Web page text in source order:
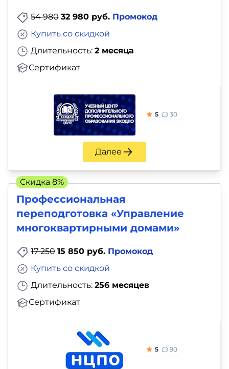
54 980 32 980 руб. Промокод
Длительность: 2 месяца
Сертификат
Купить со скидкой
5 30
Далее
Профессиональная
переподготовка «Управление
многоквартирными домами»
17 250 15 850 руб. Промокод
Длительность: 256 месяцев
Сертификат
Купить со скидкой
5 90
Скидка 8%